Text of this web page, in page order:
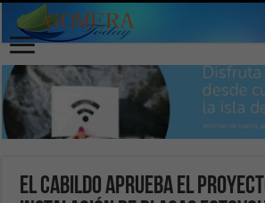
El Cabildo aprueba el